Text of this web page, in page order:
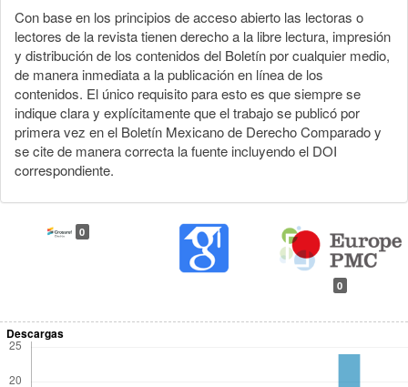
Con base en los principios de acceso abierto las lectoras o
lectores de la revista tienen derecho a la libre lectura, impresión
y distribución de los contenidos del Boletín por cualquier medio,
de manera inmediata a la publicación en línea de los
contenidos. El único requisito para esto es que siempre se
indique clara y explícitamente que el trabajo se publicó por
primera vez en el Boletín Mexicano de Derecho Comparado y
se cite de manera correcta la fuente incluyendo el DOI
correspondiente.
0
0
Descargas